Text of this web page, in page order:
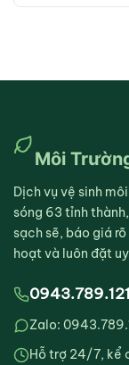
Môi
Dịch vụ vệ sinh
sóng 63 tỉnh
sạch sẽ, báo giá
hoạt và luôn đặt
0943.789.121
Zalo:
Hỗ trợ 24/7, kể